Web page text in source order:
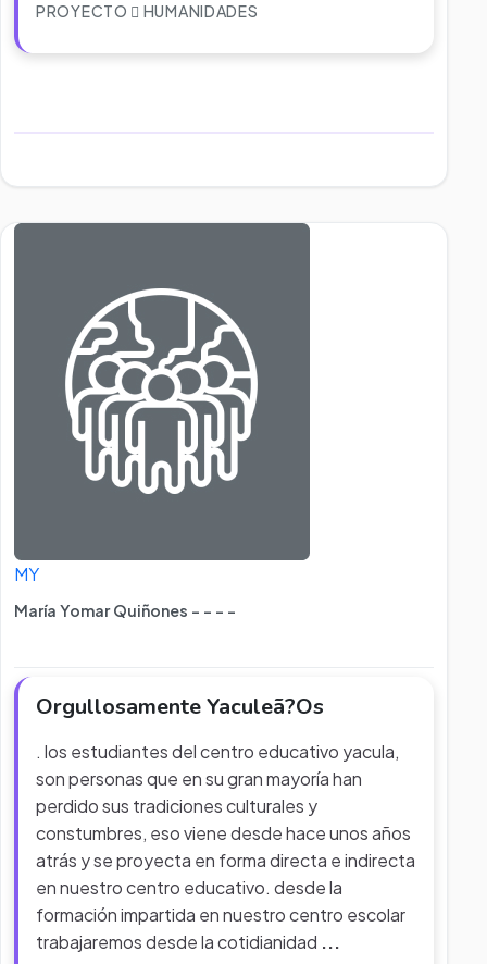
PROYECTO HUMANIDADES
MY
María Yomar Quiñones - - - -
Orgullosamente Yaculeã?Os
. los estudiantes del centro educativo yacula,
son personas que en su gran mayoría han
perdido sus tradiciones culturales y
constumbres, eso viene desde hace unos años
atrás y se proyecta en forma directa e indirecta
en nuestro centro educativo. desde la
formación impartida en nuestro centro escolar
trabajaremos desde la cotidianidad ...